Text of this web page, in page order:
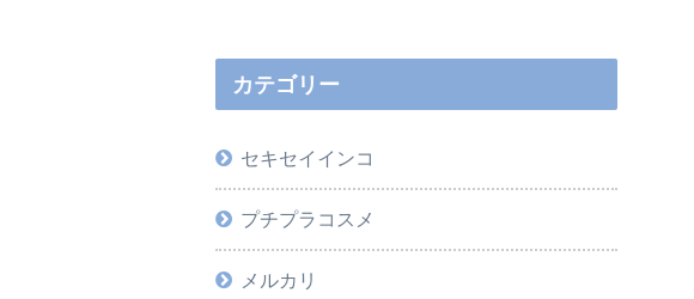
カテゴリー
セキセイインコ
プチプラコスメ
メルカリ